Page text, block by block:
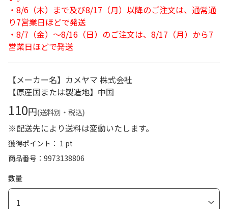
・8/6（木）まで及び8/17（月）以降のご注文は、通常通
り7営業日ほどで発送
・8/7（金）～8/16（日）のご注文は、8/17（月）から7
営業日ほどで発送
【メーカー名】カメヤマ 株式会社
【原産国または製造地】中国
110円(送料別・税込)
※配送先により送料は変動いたします。
獲得ポイント： 1 pt
商品番号
9973138806
数量
1